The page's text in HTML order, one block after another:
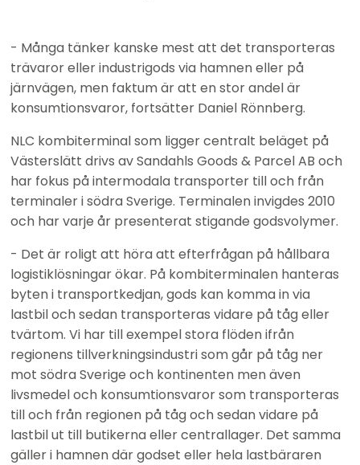
- Många tänker kanske mest att det transporteras
trävaror eller industrigods via hamnen eller på
järnvägen, men faktum är att en stor andel är
konsumtionsvaror, fortsätter Daniel Rönnberg.
NLC kombiterminal som ligger centralt beläget på
Västerslätt drivs av Sandahls Goods & Parcel AB och
har fokus på intermodala transporter till och från
terminaler i södra Sverige. Terminalen invigdes 2010
och har varje år presenterat stigande godsvolymer.
- Det är roligt att höra att efterfrågan på hållbara
logistiklösningar ökar. På kombiterminalen hanteras
byten i transportkedjan, gods kan komma in via
lastbil och sedan transporteras vidare på tåg eller
tvärtom. Vi har till exempel stora flöden ifrån
regionens tillverkningsindustri som går på tåg ner
mot södra Sverige och kontinenten men även
livsmedel och konsumtionsvaror som transporteras
till och från regionen på tåg och sedan vidare på
lastbil ut till butikerna eller centrallager. Det samma
gäller i hamnen där godset eller hela lastbäraren